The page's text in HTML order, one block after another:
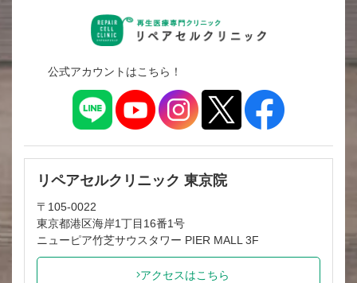
公式アカウントはこちら！
リペアセルクリニック 東京院
〒105-0022
東京都港区海岸1丁目16番1号
ニューピア竹芝サウスタワー PIER MALL 3F
アクセスはこちら